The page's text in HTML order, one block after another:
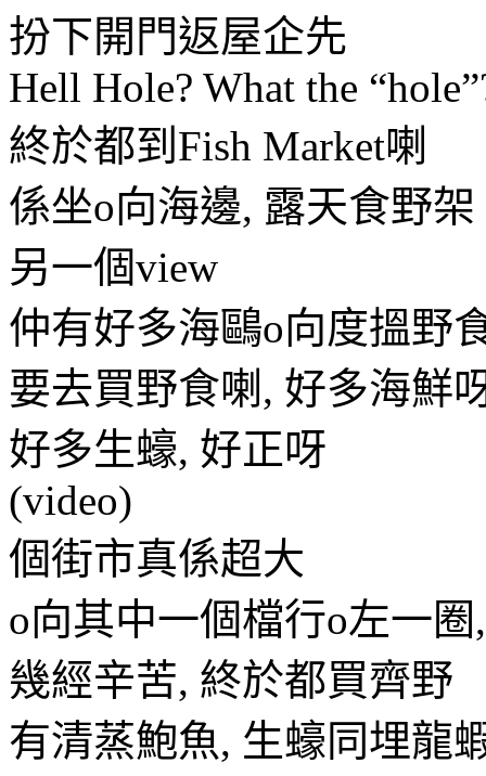
扮下開門返屋企先
Hell Hole? What the
終於都到Fish Market喇
係坐o向海邊, 露天食野架
另一個view
仲有好多海鷗o向度搵野
要去買野食喇, 好多海鮮
好多生蠔, 好正呀
(video)
個街市真係超大
o向其中一個檔行o左一
幾經辛苦, 終於都買齊野
有清蒸鮑魚, 生蠔同埋龍